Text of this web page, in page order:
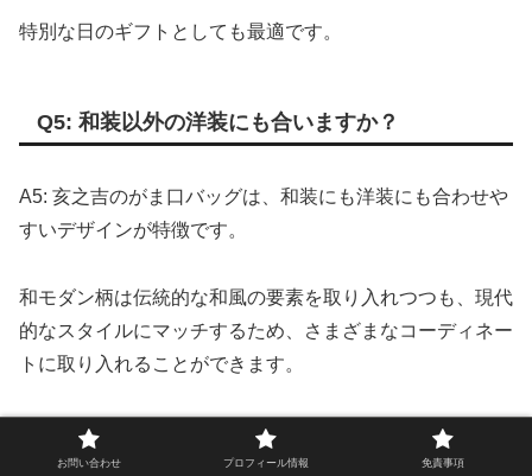
特別な日のギフトとしても最適です。
Q5: 和装以外の洋装にも合いますか？
A5: 亥之吉のがま口バッグは、和装にも洋装にも合わせや
すいデザインが特徴です。
和モダン柄は伝統的な和風の要素を取り入れつつも、現代
的なスタイルにマッチするため、さまざまなコーディネー
トに取り入れることができます。
カジュアルな服装やフォーマルな場面でもお使いいただけ
ます。お問い合わせ プロフィール情報 免責事項